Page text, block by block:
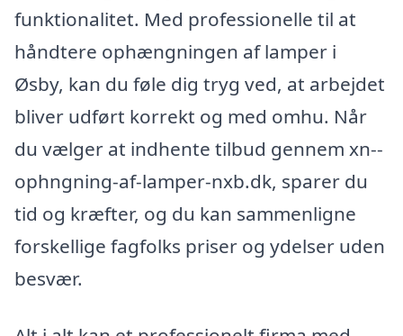
funktionalitet. Med professionelle til at
håndtere ophængningen af lamper i
Øsby, kan du føle dig tryg ved, at arbejdet
bliver udført korrekt og med omhu. Når
du vælger at indhente tilbud gennem xn--
ophngning-af-lamper-nxb.dk, sparer du
tid og kræfter, og du kan sammenligne
forskellige fagfolks priser og ydelser uden
besvær.